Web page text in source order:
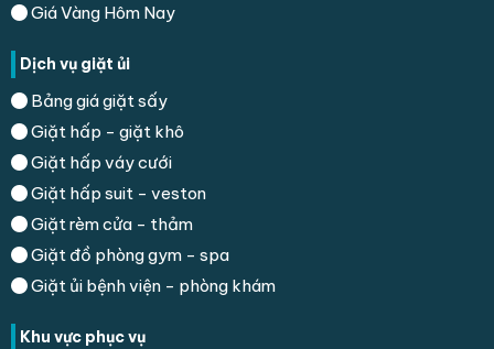
Giá Vàng Hôm Nay
Dịch vụ giặt ủi
Bảng giá giặt sấy
Giặt hấp - giặt khô
Giặt hấp váy cưới
Giặt hấp suit - veston
Giặt rèm cửa - thảm
Giặt đồ phòng gym - spa
Giặt ủi bệnh viện - phòng khám
Khu vực phục vụ